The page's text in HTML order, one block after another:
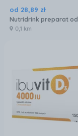
od 28,89 zł
0,1 km